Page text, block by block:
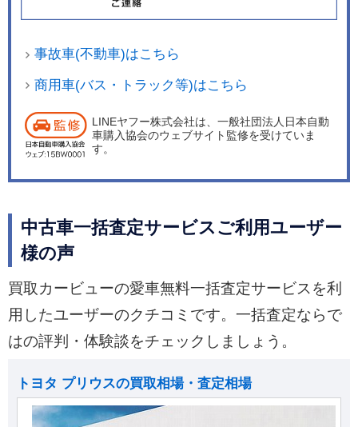
事故車(不動車)はこちら
商用車(バス・トラック等)はこちら
LINEヤフー株式会社は、一般社団法人日本自動
車購入協会のウェブサイト監修を受けていま
す。
中古車一括査定サービスご利用ユーザー
様の声
買取カービューの愛車無料一括査定サービスを利
用したユーザーのクチコミです。一括査定ならで
はの評判・体験談をチェックしましょう。
トヨタ プリウスの買取相場・査定相場